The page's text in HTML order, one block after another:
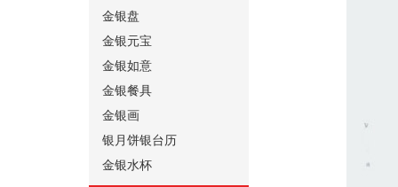
金银盘
金银元宝
金银如意
金银餐具
金银画
银月饼银台历
金银水杯